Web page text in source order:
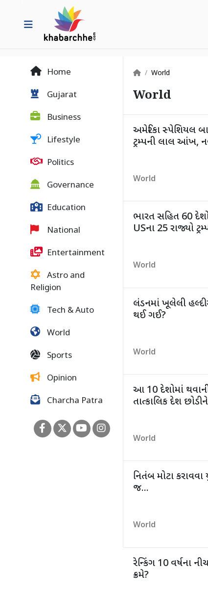
Home
Gujarat
Business
Lifestyle
Politics
Governance
Education
National
Entertainment
Astro and
Religion
Tech & Auto
World
Sports
Opinion
Charcha Patra
World
World
અમેરિકા સ્પેશિયલ
ટ્રમ્પની લાલ આંખ,
World
ભારત સહિત 60
USના 25 રાજ્યો
World
લંડનમાં ખૂલેલી
થઈ ગઈ?
World
આ 10 દેશોમાં
તાત્કાલિક દેશ
World
નિતંબ મોટા
જ...
World
રેન્કિંગ 10 વર્ષના
ક્રમે?